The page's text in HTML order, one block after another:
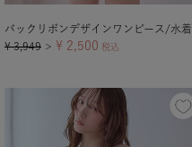
バックリボンデザインワンピース/水着
¥ 3,949 ＞ ¥ 2,500 税込